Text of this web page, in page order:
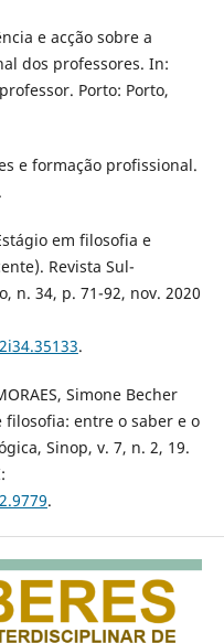
e acção sobre a
dos professores. In:
Porto: Porto,
e formação profissional.
em filosofia e
Revista Sul-
n. 34, p. 71-92, nov. 2020
.
Simone Becher
filosofia: entre o saber e o
Sinop, v. 7, n. 2, 19.
.